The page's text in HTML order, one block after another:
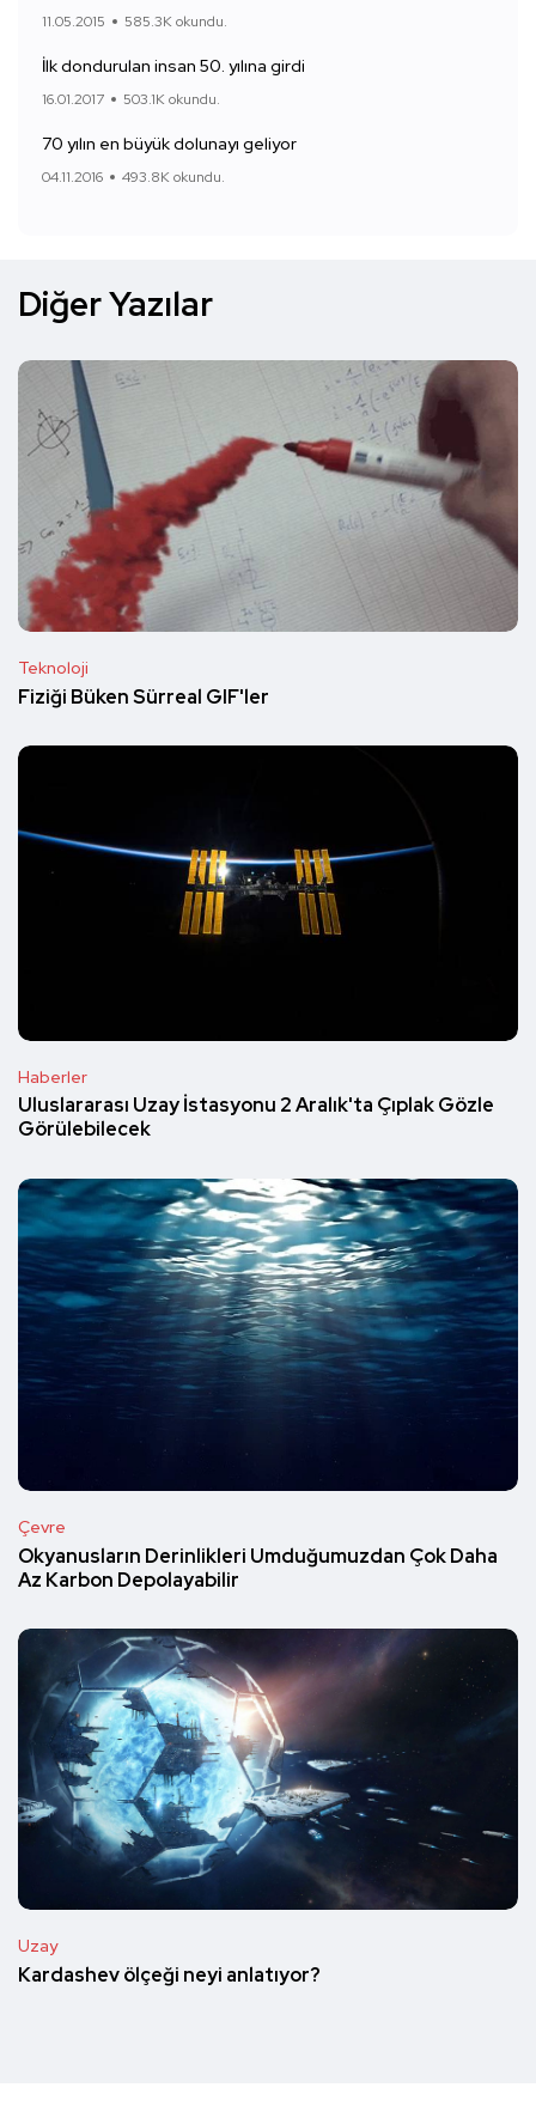
11.05.2015 585.3K okundu.
İlk dondurulan insan 50. yılına girdi
16.01.2017 503.1K okundu.
70 yılın en büyük dolunayı geliyor
04.11.2016 493.8K okundu.
Diğer Yazılar
Teknoloji
Fiziği Büken Sürreal GIF'ler
Haberler
Uluslararası Uzay İstasyonu 2 Aralık'ta Çıplak Gözle
Görülebilecek
Çevre
Okyanusların Derinlikleri Umduğumuzdan Çok Daha
Az Karbon Depolayabilir
Uzay
Kardashev ölçeği neyi anlatıyor?